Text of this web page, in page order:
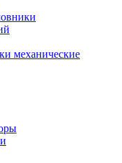
механические